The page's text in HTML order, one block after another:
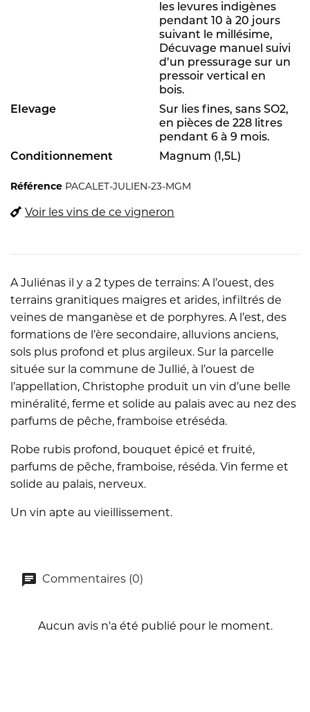
les levures indigènes
pendant 10 à 20 jours
suivant le millésime,
Décuvage manuel suivi
d’un pressurage sur un
pressoir vertical en
bois.
Elevage
Sur lies fines, sans SO2,
en pièces de 228 litres
pendant 6 à 9 mois.
Conditionnement
Magnum (1,5L)
Référence PACALET-JULIEN-23-MGM
Voir les vins de ce vigneron
A Juliénas il y a 2 types de terrains: A l’ouest, des
terrains granitiques maigres et arides, infiltrés de
veines de manganèse et de porphyres. A l’est, des
formations de l’ère secondaire, alluvions anciens,
sols plus profond et plus argileux. Sur la parcelle
située sur la commune de Jullié, à l’ouest de
l’appellation, Christophe produit un vin d’une belle
minéralité, ferme et solide au palais avec au nez des
parfums de pêche, framboise etréséda.
Robe rubis profond, bouquet épicé et fruité,
parfums de pêche, framboise, réséda. Vin ferme et
solide au palais, nerveux.
Un vin apte au vieillissement.
Commentaires (0)
Aucun avis n'a été publié pour le moment.